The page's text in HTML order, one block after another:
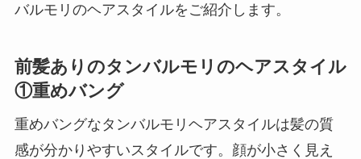
バルモリのヘアスタイルをご紹介します。
前髪ありのタンバルモリのヘアスタイル
①重めバング
重めバングなタンバルモリヘアスタイルは髪の質
感が分かりやすいスタイルです。顔が小さく見え